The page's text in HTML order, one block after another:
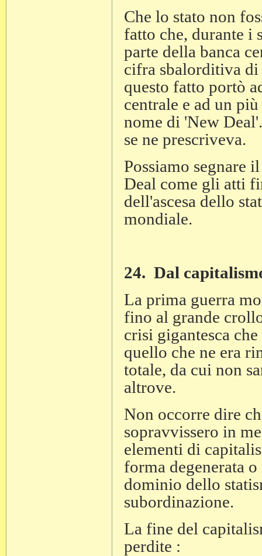
Che lo stato non
fatto che, durante i
parte della banca
cifra sbalorditiva di
questo fatto portò
centrale e ad un
nome di 'New
se ne prescriveva.
Possiamo segnare
Deal come gli atti
dell'ascesa dello
mondiale.
24. Dal
La prima guerra
fino al grande
crisi gigantesca
quello che ne era
totale, da cui non
altrove.
Non occorre dire
sopravvissero in
elementi di
forma degenerata
dominio dello
subordinazione.
La fine del
perdite :